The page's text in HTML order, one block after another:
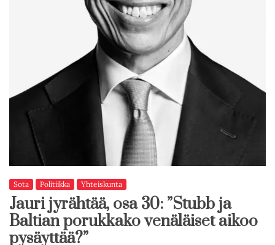
Sota Politiikka Yhteiskunta
Jauri jyrähtää, osa 30: ”Stubb ja
Baltian porukkako venäläiset aikoo
pysäyttää?”